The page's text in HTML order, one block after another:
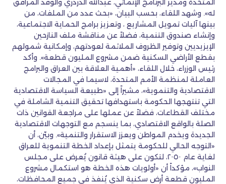
له». وشهد اللقاء، بحسب البيان، «بحث عدد من الملفات، من
بينها آليات تمويل المشاريع ، وتعزيز برامج الحماية الاجتماعية،
وإنشاء صندوق التنمية، فضلاً عن مناقشة ملف النازحين
الإيزيديين وتوفير الظروف الملائمة لعودتهم، وإمكانية شمولهم
بقطع الأراضي السكنية ضمن مشروع المليون قطعة». وأكد
رئيس الوزراء، خلال اللقاء، «أهمية العلاقة بين العراق والبرامج
العاملة لمنظمة الأمم المتحدة، لاسيما في المجالات
الاقتصادية والتنموية»، مشيراً إلى «طبيعة السياسة الاقتصادية
التي تنتهجها الحكومة باستهدافها تحقيق التنمية الشاملة في
مختلف القطاعات، فضلاً عن عملها على مراجعة القوانين ذات
الصلة بالواقع الاقتصادي، بما ينسجم مع التوجهات الاقتصادية
الجديدة ويخدم المواطن ويعزز الاستقرار والتنمية». وبيّن، أن
«التوجه الحالي للحكومة يتمثل بإعداد الخطة التنموية للعراق
لغاية عام ٢٠٥٠، لتكون على هيئة قانون يُعرض على مجلس
النواب»، مؤكداً أن «أولويات هذه الخطة هو استكمال مشروع
المليون قطعة أرض سكنية الذي يُنفذ في جميع المحافظات،